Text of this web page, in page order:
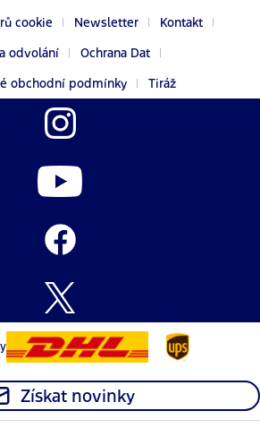
cookie Newsletter
Kontakt
odvolání
Ochrana Dat
obchodní podmínky
Tiráž
Získat novinky